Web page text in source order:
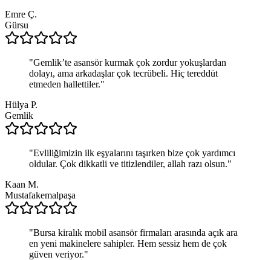
Emre Ç.
Gürsu
"Gemlik’te asansör kurmak çok zordur yokuşlardan
dolayı, ama arkadaşlar çok tecrübeli. Hiç tereddüt
etmeden hallettiler."
Hülya P.
Gemlik
"Evliliğimizin ilk eşyalarını taşırken bize çok yardımcı
oldular. Çok dikkatli ve titizlendiler, allah razı olsun."
Kaan M.
Mustafakemalpaşa
"Bursa kiralık mobil asansör firmaları arasında açık ara
en yeni makinelere sahipler. Hem sessiz hem de çok
güven veriyor."